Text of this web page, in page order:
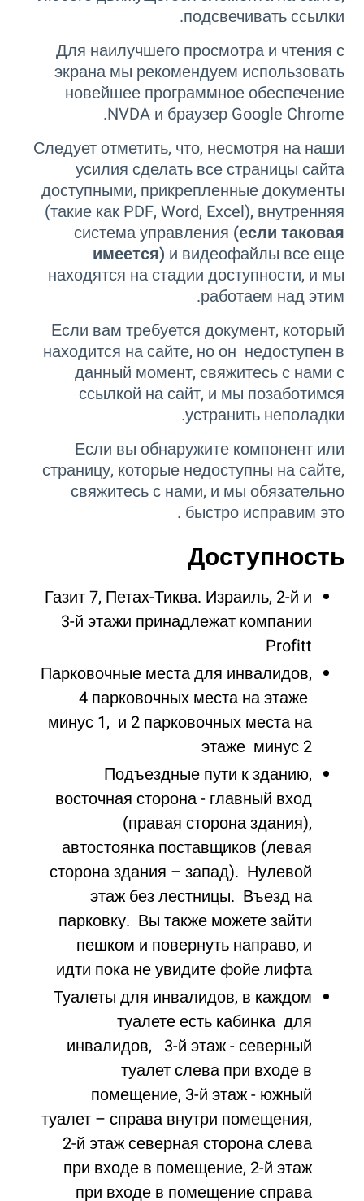
подсвечивать ссылки.
Для наилучшего просмотра и чтения с
экрана мы рекомендуем использовать
новейшее программное обеспечение
NVDA и браузер Google Chrome.
Следует отметить, что, несмотря на наши
усилия сделать все страницы сайта
доступными, прикрепленные документы
(такие как PDF, Word, Excel), внутренняя
система управления (если таковая
имеется) и видеофайлы все еще
находятся на стадии доступности, и мы
работаем над этим.
Если вам требуется документ, который
находится на сайте, но он недоступен в
данный момент, свяжитесь с нами с
ссылкой на сайт, и мы позаботимся
устранить неполадки.
Если вы обнаружите компонент или
страницу, которые недоступны на сайте,
свяжитесь с нами, и мы обязательно
быстро исправим это .
Доступность
Газит 7, Петах-Тиква. Израиль, 2-й и
3-й этажи принадлежат компании
Profitt
Парковочные места для инвалидов,
4 парковочных места на этаже
минус 1, и 2 парковочных места на
этаже минус 2
Подъездные пути к зданию,
восточная сторона - главный вход
(правая сторона здания),
автостоянка поставщиков (левая
сторона здания – запад). Нулевой
этаж без лестницы. Въезд на
парковку. Вы также можете зайти
пешком и повернуть направо, и
идти пока не увидите фойе лифта
Туалеты для инвалидов, в каждом
туалете есть кабинка для
инвалидов, 3-й этаж - северный
туалет слева при входе в
помещение, 3-й этаж - южный
туалет – справа внутри помещения,
2-й этаж северная сторона слева
при входе в помещение, 2-й этаж
при входе в помещение справа